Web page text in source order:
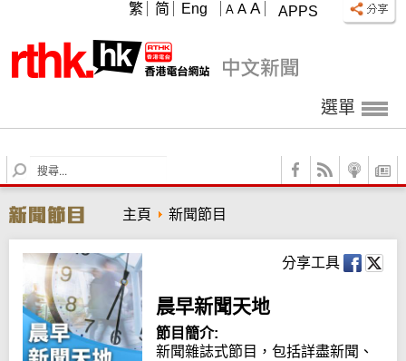
APPS
A A A
繁 简 Eng
選單
S
e
r
c
h
主頁 新聞節目
分享工具
晨早新聞天地
節目簡介:
新聞雜誌式節目，包括詳盡新聞、